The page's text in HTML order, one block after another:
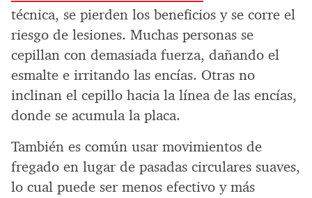
técnica, se pierden los beneficios y se corre el
riesgo de lesiones. Muchas personas se
cepillan con demasiada fuerza, dañando el
esmalte e irritando las encías. Otras no
inclinan el cepillo hacia la línea de las encías,
donde se acumula la placa.
También es común usar movimientos de
fregado en lugar de pasadas circulares suaves,
lo cual puede ser menos efectivo y más